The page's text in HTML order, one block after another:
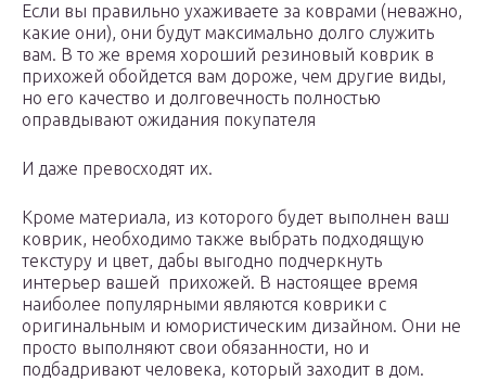
Если вы правильно ухаживаете за коврами (неважно,
какие они), они будут максимально долго служить
вам. В то же время хороший резиновый коврик в
прихожей обойдется вам дороже, чем другие виды,
но его качество и долговечность полностью
оправдывают ожидания покупателя
И даже превосходят их.
Кроме материала, из которого будет выполнен ваш
коврик, необходимо также выбрать подходящую
текстуру и цвет, дабы выгодно подчеркнуть
интерьер вашей прихожей. В настоящее время
наиболее популярными являются коврики с
оригинальным и юмористическим дизайном. Они не
просто выполняют свои обязанности, но и
подбадривают человека, который заходит в дом.